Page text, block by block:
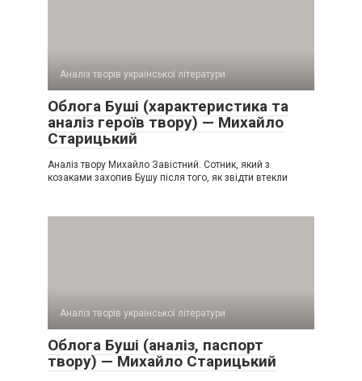
Аналіз творів української літератури
Облога Буші (характеристика та
аналіз героїв твору) — Михайло
Старицький
Аналіз твору Михайло Завістний. Сотник, який з
козаками захопив Бушу після того, як звідти втекли
Аналіз творів української літератури
Облога Буші (аналіз, паспорт
твору) — Михайло Старицький